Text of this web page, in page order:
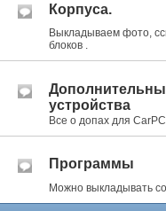
Корпуса.
Выкладываем фото,
блоков .
устройства
Все о допах для CarPC
Программы
Можно выкладывать